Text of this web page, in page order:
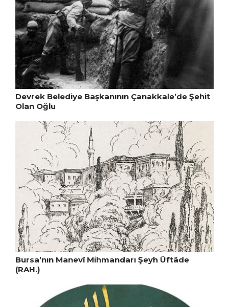
Devrek Belediye Başkanının Çanakkale’de Şehit
Olan Oğlu
Bursa’nın Manevî Mihmandarı Şeyh Üftâde
(RAH.)